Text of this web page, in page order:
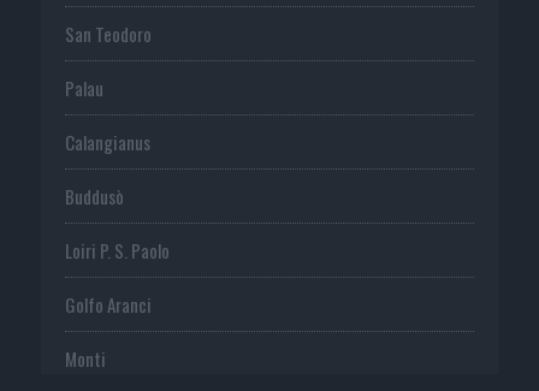
San Teodoro
Palau
Calangianus
Buddusò
Loiri P. S. Paolo
Golfo Aranci
Monti